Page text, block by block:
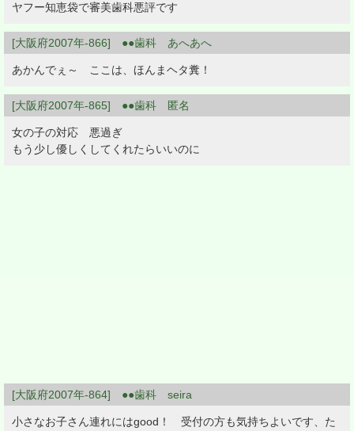
ヤフー知恵袋で審美歯科悪評です
[大阪府2007年-866] ●●歯科 あへあへ
あかんでぇ～ ここは、ほんまヘタ糞！
[大阪府2007年-865] ●●歯科 匿名
女の子の対応 悪過ぎ
もう少し優しくしてくれたらいいのに
[大阪府2007年-864] ●●歯科 seira
小さなお子さん連れにはgood！ 受付の方も気持ちよいです、た